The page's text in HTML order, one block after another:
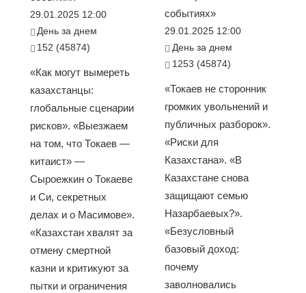
29.01.2025 12:00
День за днем
152 (45874)
«Как могут вымереть
казахстанцы:
глобальные сценарии
рисков». «Выезжаем
на том, что Токаев —
китаист» —
Сыроежкин о Токаеве
и Си, секретных
делах и о Масимове».
«Казахстан хвалят за
отмену смертной
казни и критикуют за
пытки и ограничения
событиях»
29.01.2025 12:00
День за днем
1253 (45874)
«Токаев не сторонник
громких увольнений и
публичных разборок».
«Риски для
Казахстана». «В
Казахстане снова
защищают семью
Назарбаевых?».
«Безусловный
базовый доход:
почему
заволновались